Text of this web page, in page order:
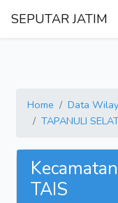
SEPUTAR JATIM
Home Data
TAPANULI
TAIS